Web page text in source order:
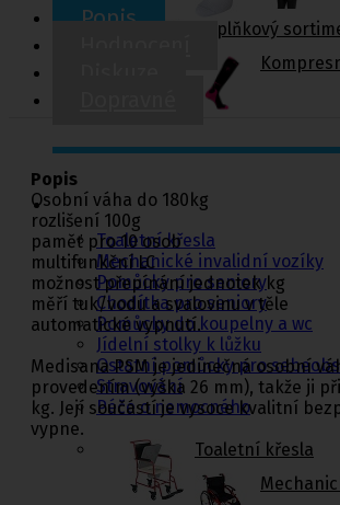
Doplňkový
Pomůcky pro
sebeobsluhu
Toaletní křesla
Mechanické invalidní vozíky
Pomůcky pro seniory
Chodítka pro seniory
Pomůcky do koupelny a wc
Jídelní stolky k lůžku
Ostatní pomůcky pro
Stravování
Péče o nemocného
Toaletní křesla
Popis
Popis
Osobní váha do 180kg
rozlišení 100g
paměť pro 10 osob
multifunkční LC
možnost přepínání jednotek kg
měří tuk/vodu a svalovinu v těle
automatické vypnutí.
Medisana PSM je jedinečná osobní
provedením (výška 26 mm), takže ji
kg. Její součástí je vysoce kvalitní
vypne.